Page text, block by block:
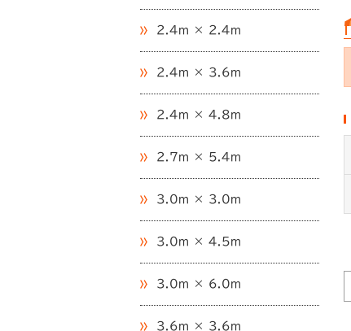
2.4m × 2.4m
2.4m × 3.6m
2.4m × 4.8m
2.7m × 5.4m
3.0m × 3.0m
3.0m × 4.5m
3.0m × 6.0m
3.6m × 3.6m